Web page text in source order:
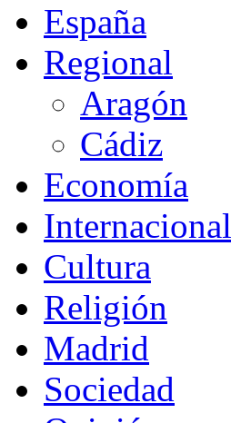
España
Regional
Aragón
Cádiz
Economía
Internacional
Cultura
Religión
Madrid
Sociedad